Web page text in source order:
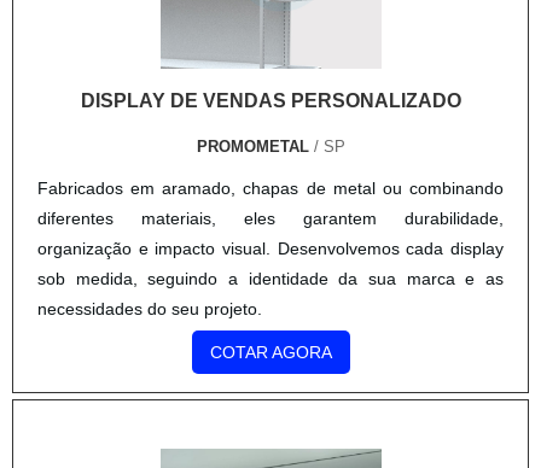
DISPLAY DE VENDAS PERSONALIZADO
PROMOMETAL/ SP
Fabricados em aramado, chapas de metal ou combinando
diferentes materiais, eles garantem durabilidade,
organização e impacto visual. Desenvolvemos cada display
sob medida, seguindo a identidade da sua marca e as
necessidades do seu projeto.
COTAR AGORA